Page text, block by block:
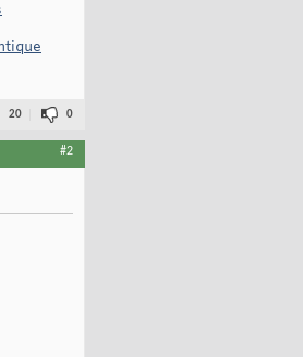
20 0
#2